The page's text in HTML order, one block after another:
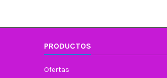
PRODUCTOS
Ofertas